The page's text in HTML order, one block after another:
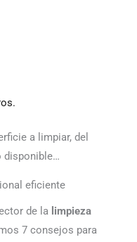
a limpiar, del
disponible…
eficiente
de la limpieza
7 consejos para